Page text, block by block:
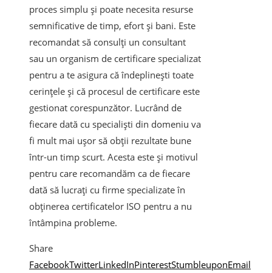
proces simplu și poate necesita resurse
semnificative de timp, efort și bani. Este
recomandat să consulți un consultant
sau un organism de certificare specializat
pentru a te asigura că îndeplinești toate
cerințele și că procesul de certificare este
gestionat corespunzător. Lucrând de
fiecare dată cu specialiști din domeniu va
fi mult mai ușor să obții rezultate bune
într-un timp scurt. Acesta este și motivul
pentru care recomandăm ca de fiecare
dată să lucrați cu firme specializate în
obținerea certificatelor ISO pentru a nu
întâmpina probleme.
Share
FacebookTwitterLinkedInPinterestStumbleuponEmail